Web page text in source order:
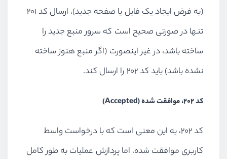
(به فرض ایجاد یک فایل یا صفحه جدید)، ارسال کد 201
تنها در صورتی صحیح است که سرور منبع جدید را
ساخته باشد، در غیر اینصورت (اگر منبع هنوز ساخته
نشده باشد) باید کد 202 را ارسال کند.
کد 202، موافقت شده (Accepted)
کد 202، به این معنی است که با درخواست واسط
کاربری موافقت شده، اما پردازش عملیات به طور کامل